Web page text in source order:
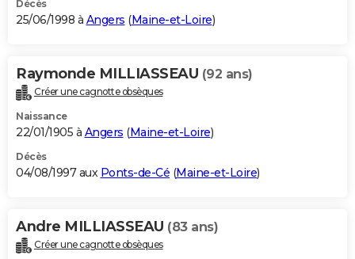
Décès
25/06/1998 à Angers (Maine-et-Loire)
Raymonde MILLIASSEAU (92 ans)
Créer une cagnotte obsèques
Naissance
22/01/1905 à Angers (Maine-et-Loire)
Décès
04/08/1997 aux Ponts-de-Cé (Maine-et-Loire)
Andre MILLIASSEAU (83 ans)
Créer une cagnotte obsèques